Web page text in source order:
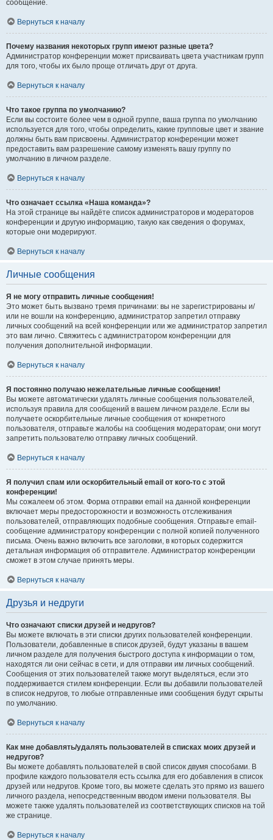
сообщение.
Вернуться к началу
Почему названия некоторых групп имеют разные цвета?
Администратор конференции может присваивать цвета участникам групп
для того, чтобы их было проще отличать друг от друга.
Вернуться к началу
Что такое группа по умолчанию?
Если вы состоите более чем в одной группе, ваша группа по умолчанию
используется для того, чтобы определить, какие групповые цвет и звание
должны быть вам присвоены. Администратор конференции может
предоставить вам разрешение самому изменять вашу группу по
умолчанию в личном разделе.
Вернуться к началу
Что означает ссылка «Наша команда»?
На этой странице вы найдёте список администраторов и модераторов
конференции и другую информацию, такую как сведения о форумах,
которые они модерируют.
Вернуться к началу
Личные сообщения
Я не могу отправить личные сообщения!
Это может быть вызвано тремя причинами: вы не зарегистрированы и/
или не вошли на конференцию, администратор запретил отправку
личных сообщений на всей конференции или же администратор запретил
это вам лично. Свяжитесь с администратором конференции для
получения дополнительной информации.
Вернуться к началу
Я постоянно получаю нежелательные личные сообщения!
Вы можете автоматически удалять личные сообщения пользователей,
используя правила для сообщений в вашем личном разделе. Если вы
получаете оскорбительные личные сообщения от конкретного
пользователя, отправьте жалобы на сообщения модераторам; они могут
запретить пользователю отправку личных сообщений.
Вернуться к началу
Я получил спам или оскорбительный email от кого-то с этой
конференции!
Мы сожалеем об этом. Форма отправки email на данной конференции
включает меры предосторожности и возможность отслеживания
пользователей, отправляющих подобные сообщения. Отправьте email-
сообщение администратору конференции с полной копией полученного
письма. Очень важно включить все заголовки, в которых содержится
детальная информация об отправителе. Администратор конференции
сможет в этом случае принять меры.
Вернуться к началу
Друзья и недруги
Что означают списки друзей и недругов?
Вы можете включать в эти списки других пользователей конференции.
Пользователи, добавленные в список друзей, будут указаны в вашем
личном разделе для получения быстрого доступа к информации о том,
находятся ли они сейчас в сети, и для отправки им личных сообщений.
Сообщения от этих пользователей также могут выделяться, если это
поддерживается стилем конференции. Если вы добавили пользователей
в список недругов, то любые отправленные ими сообщения будут скрыты
по умолчанию.
Вернуться к началу
Как мне добавлять/удалять пользователей в списках моих друзей и
недругов?
Вы можете добавлять пользователей в свой список двумя способами. В
профиле каждого пользователя есть ссылка для его добавления в список
друзей или недругов. Кроме того, вы можете сделать это прямо из вашего
личного раздела, непосредственным вводом имени пользователя. Вы
можете также удалять пользователей из соответствующих списков на той
же странице.
Вернуться к началу